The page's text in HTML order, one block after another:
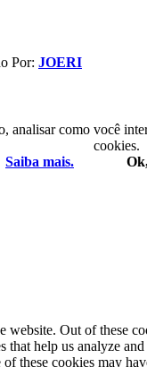
Por: JOERI
como você
cookies.
Saiba mais.
Out of these
help us analyze
these cookies may